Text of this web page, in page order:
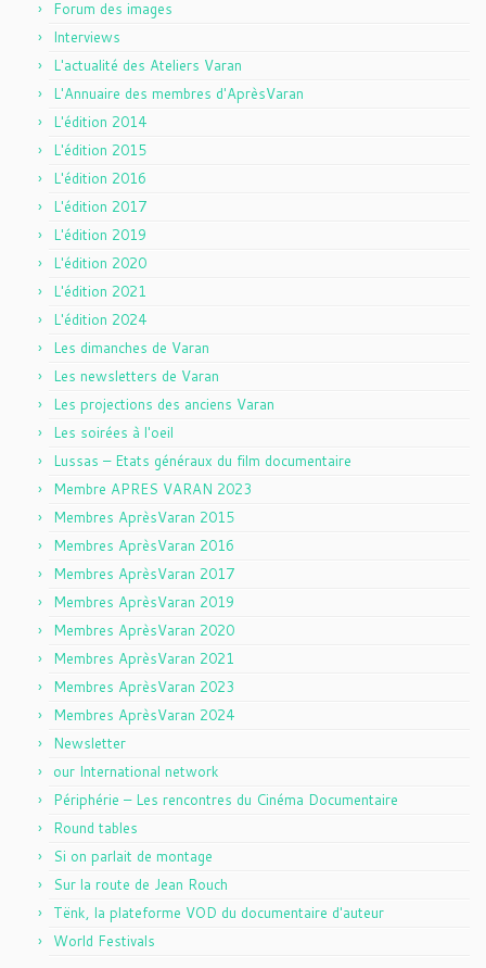
Forum des images
Interviews
L'actualité des Ateliers Varan
L'Annuaire des membres d'AprèsVaran
L'édition 2014
L'édition 2015
L'édition 2016
L'édition 2017
L'édition 2019
L'édition 2020
L'édition 2021
L'édition 2024
Les dimanches de Varan
Les newsletters de Varan
Les projections des anciens Varan
Les soirées à l'oeil
Lussas – Etats généraux du film documentaire
Membre APRES VARAN 2023
Membres AprèsVaran 2015
Membres AprèsVaran 2016
Membres AprèsVaran 2017
Membres AprèsVaran 2019
Membres AprèsVaran 2020
Membres AprèsVaran 2021
Membres AprèsVaran 2023
Membres AprèsVaran 2024
Newsletter
our International network
Périphérie – Les rencontres du Cinéma Documentaire
Round tables
Si on parlait de montage
Sur la route de Jean Rouch
Tënk, la plateforme VOD du documentaire d'auteur
World Festivals